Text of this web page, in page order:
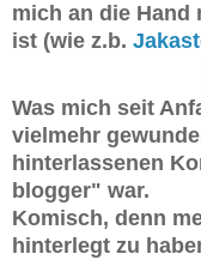
mich an die Hand
ist (wie z.b.
Was mich seit
vielmehr
hinterlassenen
blogger" war.
Komisch, denn
hinterlegt zu